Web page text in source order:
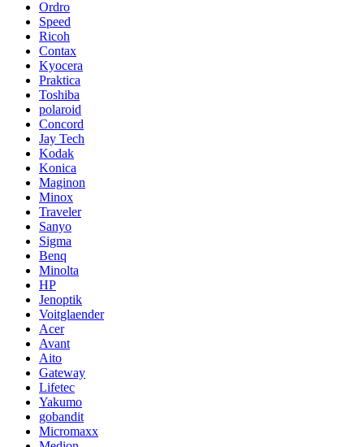
Ordro
Speed
Ricoh
Contax
Kyocera
Praktica
Toshiba
polaroid
Concord
Jay Tech
Kodak
Konica
Maginon
Minox
Traveler
Sanyo
Sigma
Benq
Minolta
HP
Jenoptik
Voitglaender
Acer
Avant
Aito
Gateway
Lifetec
Yakumo
gobandit
Micromaxx